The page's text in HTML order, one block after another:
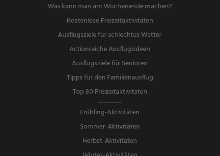
Was kann man am Wochenende machen?
Kostenlose Freizeitaktivitäten
Ausflugsziele für schlechtes Wetter
Actionreiche Ausflugsideen
Ausflugsziele für Senioren
Tipps für den Familienausflug
Top 80 Freizeitaktivitäten
Frühling-Aktivitäten
Sommer-Aktivitäten
Herbst-Aktivitäten